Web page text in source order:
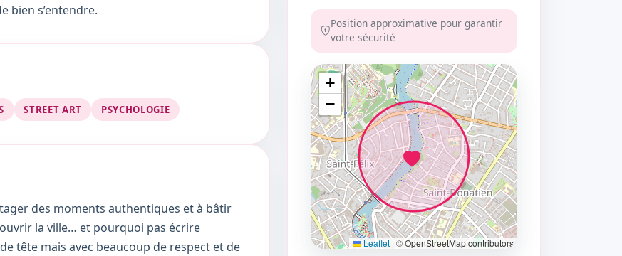
bien s’entendre.
STREET ART PSYCHOLOGIE
des moments authentiques et à bâtir
la ville… et pourquoi pas écrire
tête mais avec beaucoup de respect et de
Position approximative pour garantir
votre sécurité
+
−
Leaflet | © OpenStreetMap contributors